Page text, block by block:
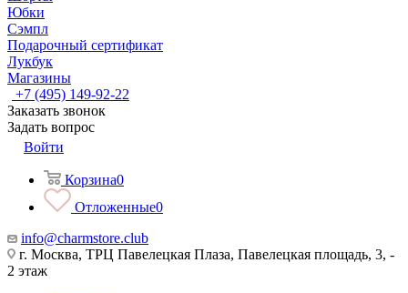
Юбки
Сэмпл
Подарочный сертификат
Лукбук
Магазины
+7 (495) 149-92-22
Заказать звонок
Задать вопрос
Войти
Корзина0
Отложенные0
info@charmstore.club
г. Москва, ТРЦ Павелецкая Плаза, Павелецкая площадь, 3, -
2 этаж